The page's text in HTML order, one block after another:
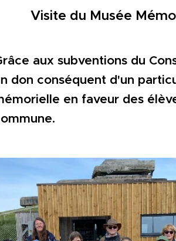
Visite du Musée
aux subventions du
don conséquent d'un
en faveur des